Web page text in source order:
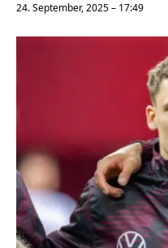
24. September, 2025 – 17:49